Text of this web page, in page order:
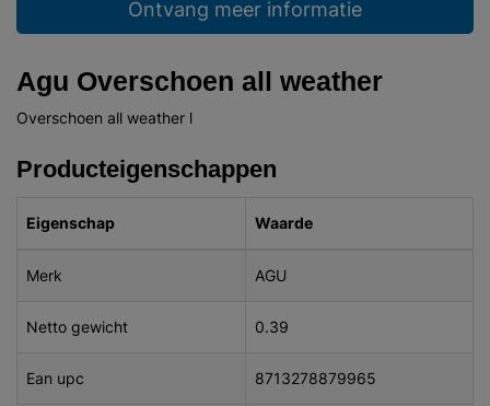
Ontvang meer informatie
Agu Overschoen all weather
Overschoen all weather l
Producteigenschappen
Eigenschap Waarde
Merk AGU
Netto gewicht 0.39
Ean upc 8713278879965